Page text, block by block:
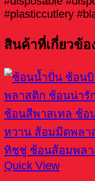
#plasticcutlery
สินค้าที่เกี่ยวข้อ
Quick View